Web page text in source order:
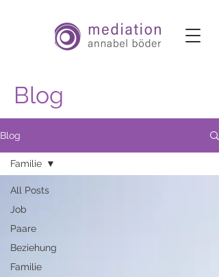
Blog
Blog
All Posts
Job
Paare
Beziehung
Familie
Familie